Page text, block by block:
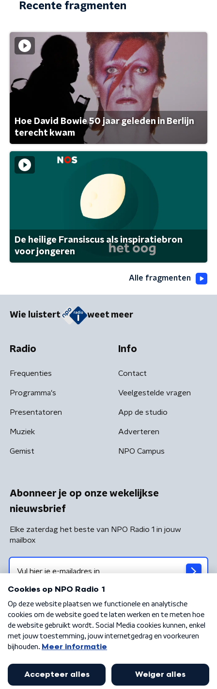
Recente fragmenten
Hoe David Bowie 50 jaar geleden in Berlijn
terecht kwam
De heilige Fransiscus als inspiratiebron
voor jongeren
Alle fragmenten
Wie luistert weet meer
Radio
Frequenties
Programma's
Presentatoren
Muziek
Gemist
Info
Contact
Veelgestelde vragen
App de studio
Adverteren
NPO Campus
Abonneer je op onze wekelijkse
nieuwsbrief
Elke zaterdag het beste van NPO Radio 1 in jouw
mailbox
Algemene voorwaarden